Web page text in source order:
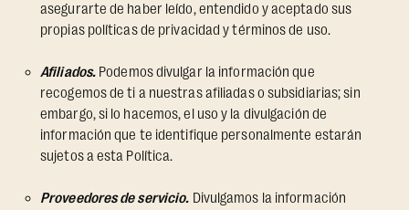
asegurarte de haber leído, entendido y aceptado sus
propias políticas de privacidad y términos de uso.
Afiliados. Podemos divulgar la información que
recogemos de ti a nuestras afiliadas o subsidiarias; sin
embargo, si lo hacemos, el uso y la divulgación de
información que te identifique personalmente estarán
sujetos a esta Política.
Proveedores de servicio. Divulgamos la información